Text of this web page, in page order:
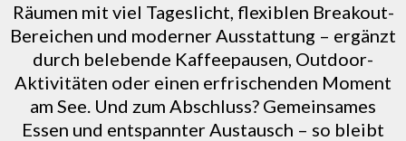
Räumen mit viel Tageslicht, flexiblen Breakout-
Bereichen und moderner Ausstattung – ergänzt
durch belebende Kaffeepausen, Outdoor-
Aktivitäten oder einen erfrischenden Moment
am See. Und zum Abschluss? Gemeinsames
Essen und entspannter Austausch – so bleibt